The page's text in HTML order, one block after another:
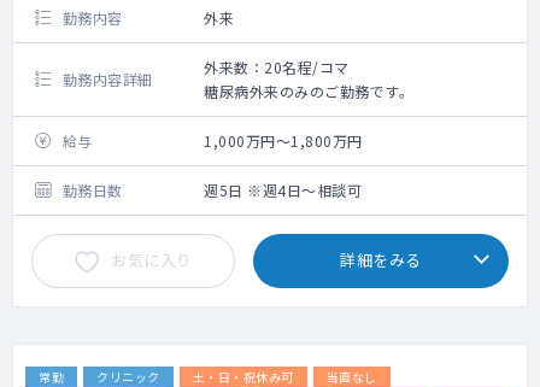
勤務内容 外来
勤務内容詳細
外来数：20名程/コマ
糖尿病外来のみのご勤務です。
給与 1,000万円～1,800万円
勤務日数 週5日 ※週4日～相談可
お気に入り 詳細をみる
常勤 クリニック 土・日・祝休み可
当直なし